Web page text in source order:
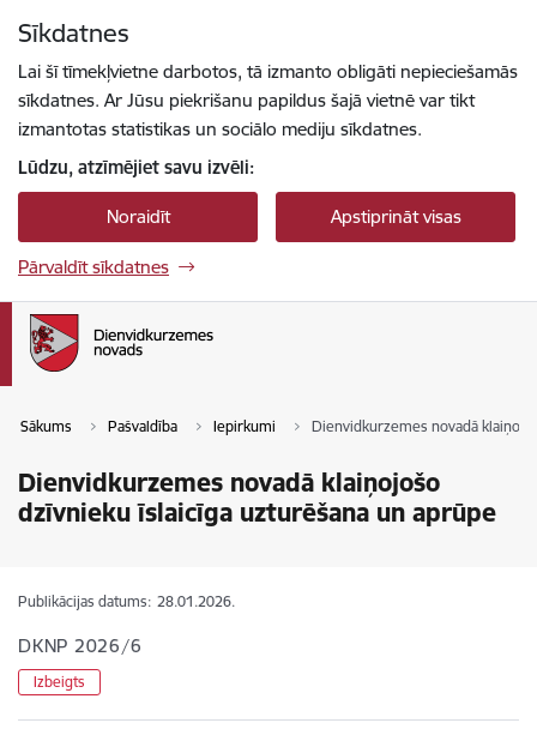
Sīkdatnes
Lai šī tīmekļvietne darbotos, tā izmanto obligāti nepieciešamās
sīkdatnes. Ar Jūsu piekrišanu papildus šajā vietnē var tikt
izmantotas statistikas un sociālo mediju sīkdatnes.
Lūdzu, atzīmējiet savu izvēli:
Noraidīt Apstiprināt visas
Pārvaldīt sīkdatnes
Sākums Pašvaldība Iepirkumi Dienvidkurzemes novadā
Dienvidkurzemes novadā klaiņojošo
dzīvnieku īslaicīga uzturēšana un aprūpe
Publikācijas datums: 28.01.2026.
DKNP 2026/6
Izbeigts